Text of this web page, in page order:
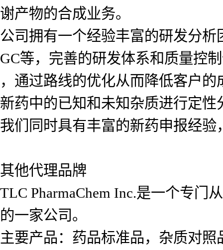
谢产物的合成业务。
公司拥有一个经验丰富的研发分
GC等，完善的研发体系和质量控
，通过路线的优化从而降低客户
新药中的已知和未知杂质进行定性
我们同时具有丰富的新药申报经
其他代理品牌
TLC PharmaChem Inc.是一个专
的一家公司。
主要产品：药品标准品，杂质对